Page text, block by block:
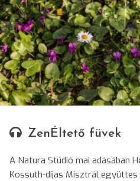
ZenÉltető füvek
A Natura Stúdió mai adásában
Kossuth-díjas Misztrál együttes